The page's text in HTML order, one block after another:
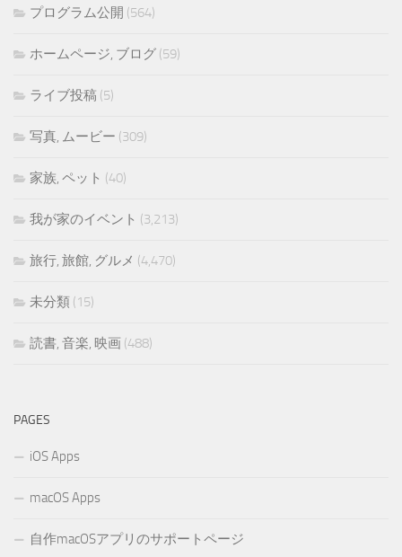
プログラム公開 (564)
ホームページ, ブログ (59)
ライブ投稿 (5)
写真, ムービー (309)
家族, ペット (40)
我が家のイベント (3,213)
旅行, 旅館, グルメ (4,470)
未分類 (15)
読書, 音楽, 映画 (488)
PAGES
iOS Apps
macOS Apps
自作macOSアプリのサポートページ